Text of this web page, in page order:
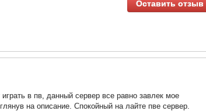
Оставить отзыв
в пв, данный сервер все равно завлек мое
на описание. Спокойный на лайте пве сервер.